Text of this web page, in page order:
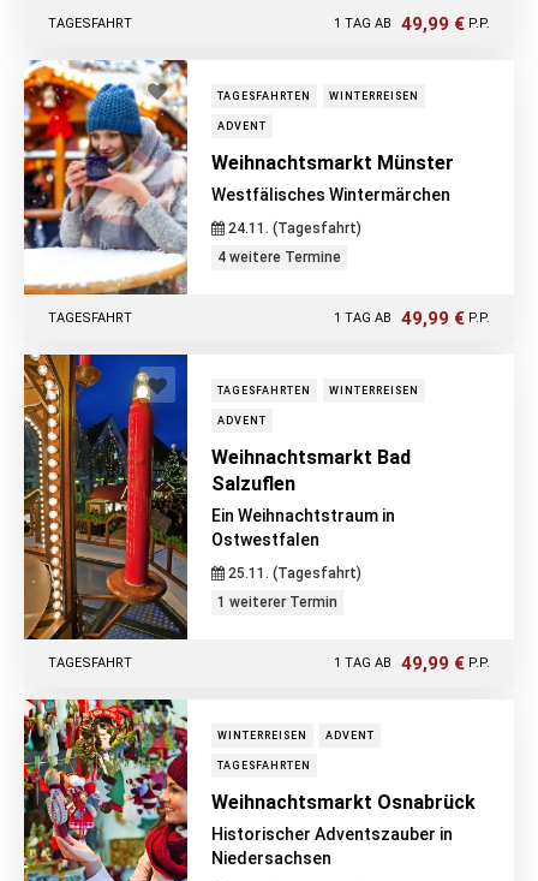
1 TAG AB 49,99 € P.P.
TAGESFAHRT
TAGESFAHRTEN WINTERREISEN
ADVENT
Weihnachtsmarkt Münster
Westfälisches Wintermärchen
24.11. (Tagesfahrt)
4 weitere Termine
1 TAG AB 49,99 € P.P.
TAGESFAHRT
TAGESFAHRTEN WINTERREISEN
ADVENT
Weihnachtsmarkt Bad
Salzuflen
Ein Weihnachtstraum in
Ostwestfalen
25.11. (Tagesfahrt)
1 weiterer Termin
1 TAG AB 49,99 € P.P.
TAGESFAHRT
WINTERREISEN ADVENT
TAGESFAHRTEN
Weihnachtsmarkt Osnabrück
Historischer Adventszauber in
Niedersachsen